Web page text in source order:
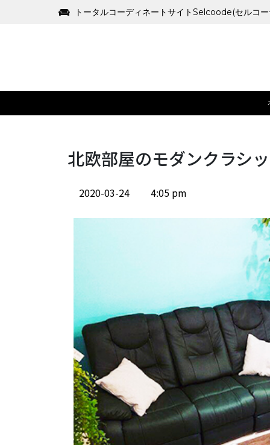
トータルコーディネートサイトSelcoode(セルコ
北欧部屋のモダンクラシ
2020-03-24 4:05 pm